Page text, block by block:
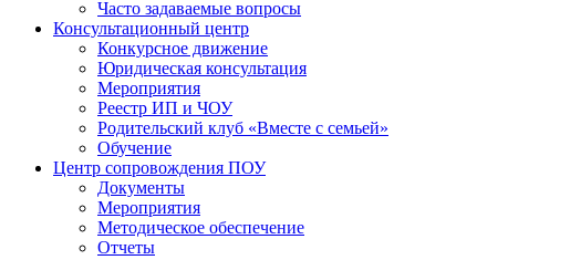
Часто задаваемые вопросы
Консультационный центр
Конкурсное движение
Юридическая консультация
Мероприятия
Реестр ИП и ЧОУ
Родительский клуб «Вместе с семьей»
Обучение
Центр сопровождения ПОУ
Документы
Мероприятия
Методическое обеспечение
Отчеты